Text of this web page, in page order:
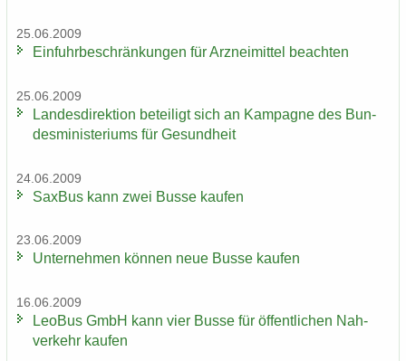
25.06.2009
Ein­fuhr­be­schrän­kun­gen für Arz­nei­mit­tel be­ach­ten
25.06.2009
Lan­des­di­rek­ti­on be­tei­ligt sich an Kam­pa­gne des Bun­
des­mi­nis­te­ri­ums für Ge­sund­heit
24.06.2009
Sax­Bus kann zwei Busse kau­fen
23.06.2009
Un­ter­neh­men kön­nen neue Busse kau­fen
16.06.2009
LeoBus GmbH kann vier Busse für öf­fent­li­chen Nah­
ver­kehr kau­fen